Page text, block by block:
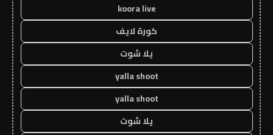
koora live
كورة لايف
يلا شوت
yalla shoot
yalla shoot
يلا شوت